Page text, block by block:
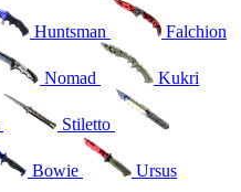
Huntsman Falchion
Nomad Kukri
Stiletto
Bowie
Ursus